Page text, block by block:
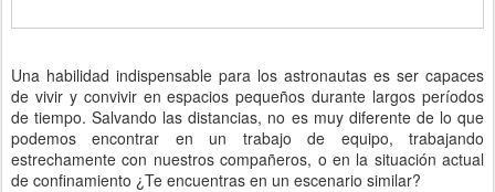
Una habilidad indispensable para los astronautas es ser capaces
de vivir y convivir en espacios pequeños durante largos períodos
de tiempo. Salvando las distancias, no es muy diferente de lo que
podemos encontrar en un trabajo de equipo, trabajando
estrechamente con nuestros compañeros, o en la situación actual
de confinamiento ¿Te encuentras en un escenario similar?